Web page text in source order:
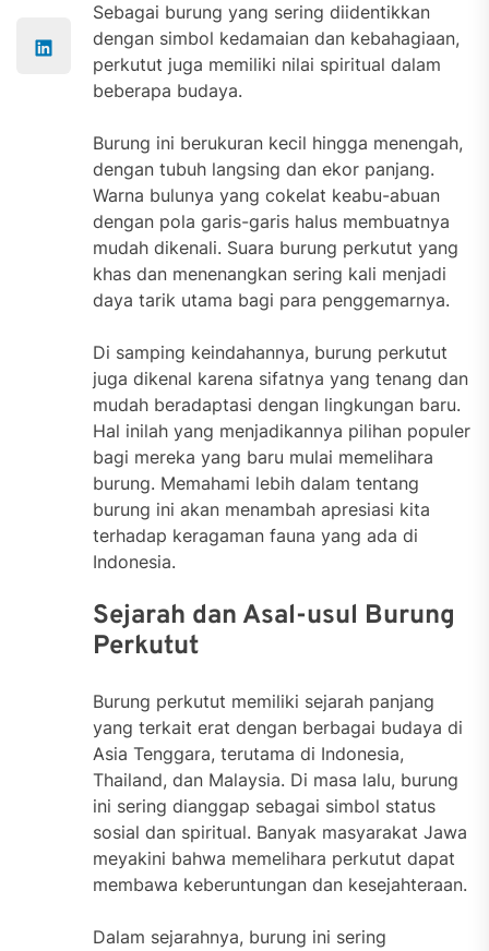
Sebagai burung yang sering diidentikkan
dengan simbol kedamaian dan kebahagiaan,
perkutut juga memiliki nilai spiritual dalam
beberapa budaya.
Burung ini berukuran kecil hingga menengah,
dengan tubuh langsing dan ekor panjang.
Warna bulunya yang cokelat keabu-abuan
dengan pola garis-garis halus membuatnya
mudah dikenali. Suara burung perkutut yang
khas dan menenangkan sering kali menjadi
daya tarik utama bagi para penggemarnya.
Di samping keindahannya, burung perkutut
juga dikenal karena sifatnya yang tenang dan
mudah beradaptasi dengan lingkungan baru.
Hal inilah yang menjadikannya pilihan populer
bagi mereka yang baru mulai memelihara
burung. Memahami lebih dalam tentang
burung ini akan menambah apresiasi kita
terhadap keragaman fauna yang ada di
Indonesia.
Sejarah dan Asal-usul Burung
Perkutut
Burung perkutut memiliki sejarah panjang
yang terkait erat dengan berbagai budaya di
Asia Tenggara, terutama di Indonesia,
Thailand, dan Malaysia. Di masa lalu, burung
ini sering dianggap sebagai simbol status
sosial dan spiritual. Banyak masyarakat Jawa
meyakini bahwa memelihara perkutut dapat
membawa keberuntungan dan kesejahteraan.
Dalam sejarahnya, burung ini sering